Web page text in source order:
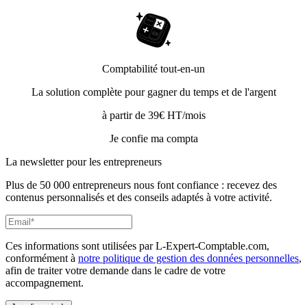
Comptabilité tout-en-un
La solution complète pour gagner du temps et de l'argent
à partir de 39€ HT/mois
Je confie ma compta
La newsletter pour les entrepreneurs
Plus de 50 000 entrepreneurs nous font confiance : recevez des
contenus personnalisés et des conseils adaptés à votre activité.
Ces informations sont utilisées par L-Expert-Comptable.com,
conformément à notre politique de gestion des données personnelles,
afin de traiter votre demande dans le cadre de votre
accompagnement.